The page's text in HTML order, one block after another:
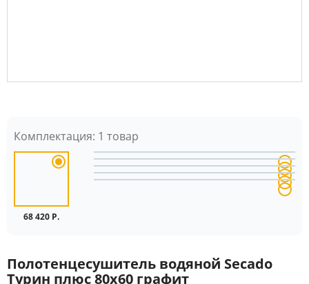
Комплектация: 1 товар
68 420 Р.
Полотенцесушитель водяной Secado
Турин плюс 80x60 графит